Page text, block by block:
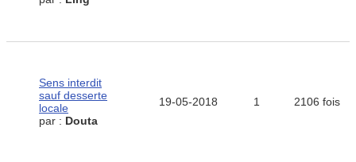
Sens interdit
sauf desserte
locale
par : Douta
19-05-2018 1 2106 fois